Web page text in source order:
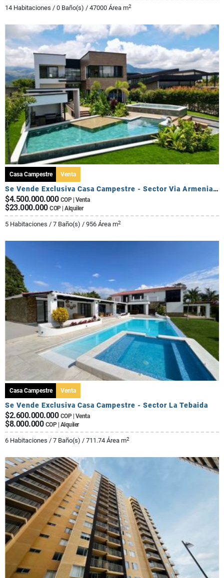
14 Habitaciones / 0 Baño(s) / 47000 Área m2
Casa Campestre Venta
Se Vende Exclusiva Casa Campestre - Sector Via Armenia Calarca
$4.500.000.000 COP | Venta
$23.000.000 COP | Alquiler
5 Habitaciones / 7 Baño(s) / 956 Área m2
Casa Campestre Venta
Se Vende Exclusiva Casa Campestre - Sector La Tebaida
$2.600.000.000 COP | Venta
$8.000.000 COP | Alquiler
6 Habitaciones / 7 Baño(s) / 711.74 Área m2